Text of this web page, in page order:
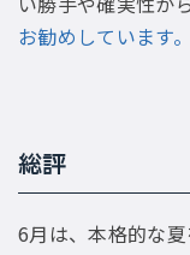
お勧めしています。
総評
6月は、本格的な